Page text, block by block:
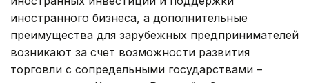
иностранного бизнеса, а дополнительные
преимущества для зарубежных предпринимателей
возникают за счет возможности развития
торговли с сопредельными государствами –